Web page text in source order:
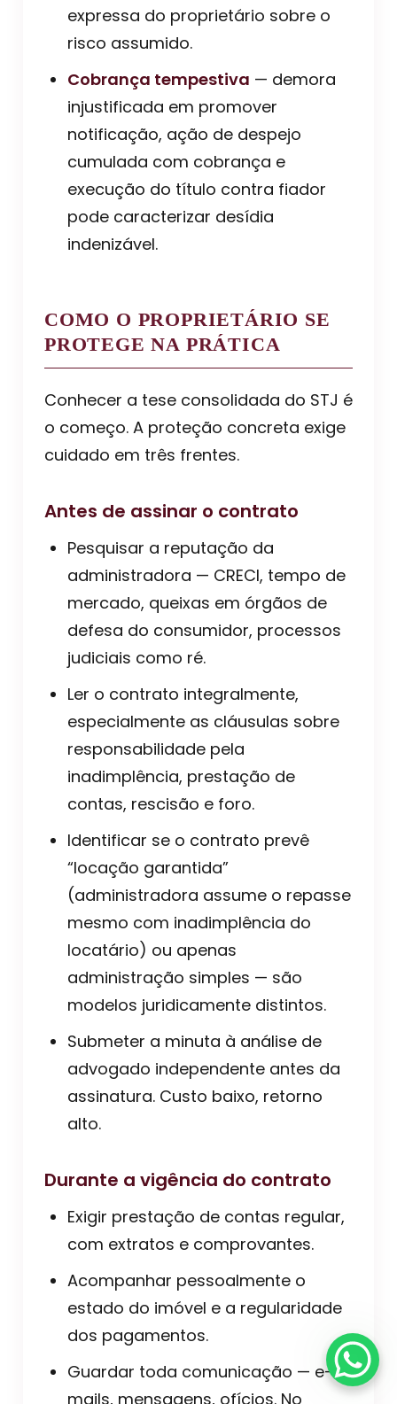
expressa do proprietário sobre o
risco assumido.
Cobrança tempestiva — demora
injustificada em promover
notificação, ação de despejo
cumulada com cobrança e
execução do título contra fiador
pode caracterizar desídia
indenizável.
COMO O PROPRIETÁRIO SE
PROTEGE NA PRÁTICA
Conhecer a tese consolidada do STJ é
o começo. A proteção concreta exige
cuidado em três frentes.
Antes de assinar o contrato
Pesquisar a reputação da
administradora — CRECI, tempo de
mercado, queixas em órgãos de
defesa do consumidor, processos
judiciais como ré.
Ler o contrato integralmente,
especialmente as cláusulas sobre
responsabilidade pela
inadimplência, prestação de
contas, rescisão e foro.
Identificar se o contrato prevê
“locação garantida”
(administradora assume o repasse
mesmo com inadimplência do
locatário) ou apenas
administração simples — são
modelos juridicamente distintos.
Submeter a minuta à análise de
advogado independente antes da
assinatura. Custo baixo, retorno
alto.
Durante a vigência do contrato
Exigir prestação de contas regular,
com extratos e comprovantes.
Acompanhar pessoalmente o
estado do imóvel e a regularidade
dos pagamentos.
Guardar toda comunicação — e-
mails, mensagens, ofícios. No